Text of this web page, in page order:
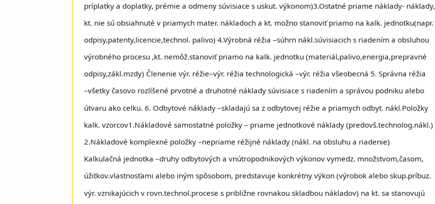
príplatky a doplatky, prémie a odmeny súvisiace s uskut. výkonom)3.Ostatné priame náklady- náklady,
kt. nie sú obsiahnuté v priamych mater. nákladoch a kt. možno stanoviť priamo na kalk. jednotku(napr.
odpisy,patenty,licencie,technol. palivo)4.Výrobná réžia–súhrn nákl.súvisiacich s riadením a obsluhou
výrobného procesu ,kt. nemôž.stanoviť priamo na kalk. jednotku (materiál,palivo,energia,prepravné
odpisy,zákl.mzdy) Členenie výr. réžie–výr. réžia technologická –výr. réžia všeobecná 5. Správna réžia
–všetky časovo rozlíšené prvotné a druhotné náklady súvisiace s riadením a správou podniku alebo
útvaru ako celku.6. Odbytové náklady –skladajú sa z odbytovej réžie a priamych odbyt. nákl.Položky
kalk. vzorcov1.Nákladové samostatné položky – priame jednotkové náklady (predovš.technolog.nákl.)
2.Nákladové komplexné položky –nepriame réžijné náklady (nákl. na obsluhu a riadenie)
Kalkulačná jednotka –druhy odbytových a vnútropodnikových výkonov vymedz. množstvom,časom,
úžitkov.vlastnosťami alebo iným spôsobom, predstavuje konkrétny výkon (výrobok alebo skup.príbuz.
výr. vznikajúcich v rovn.technol.procese s približne rovnakou skladbou nákladov) na kt. sa stanovujú